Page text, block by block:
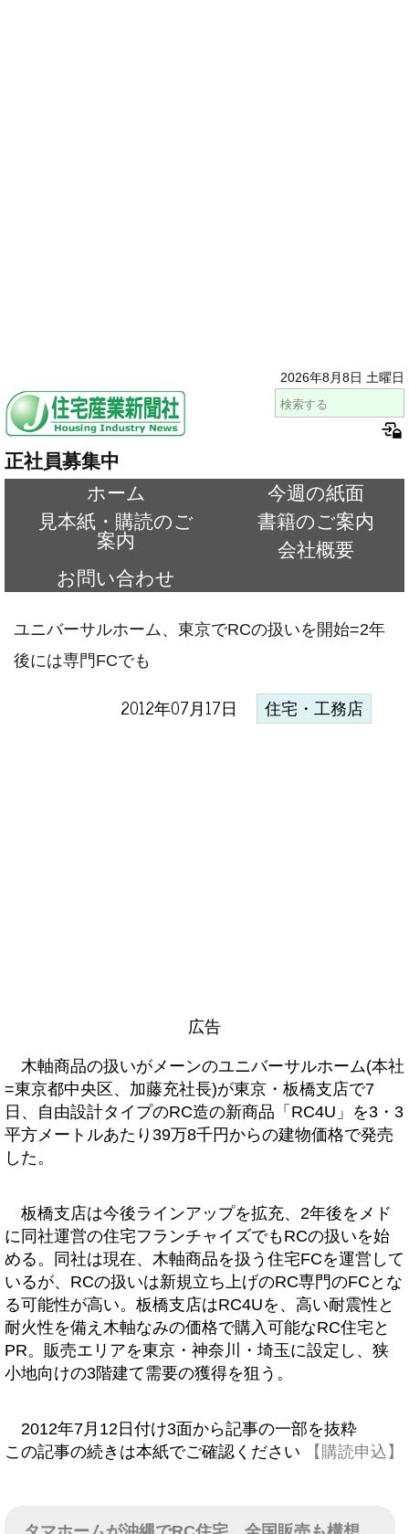
2026年8月8日 土曜日
正社員募集中
ホーム
今週の紙面
見本紙・購読のご
案内
書籍のご案内
会社概要
お問い合わせ
ユニバーサルホーム、東京でRCの扱いを開始=2年
後には専門FCでも
2012年07月17日 住宅・工務店
広告
木軸商品の扱いがメーンのユニバーサルホーム(本社
=東京都中央区、加藤充社長)が東京・板橋支店で7
日、自由設計タイプのRC造の新商品「RC4U」を3・3
平方メートルあたり39万8千円からの建物価格で発売
した。
板橋支店は今後ラインアップを拡充、2年後をメド
に同社運営の住宅フランチャイズでもRCの扱いを始
める。同社は現在、木軸商品を扱う住宅FCを運営して
いるが、RCの扱いは新規立ち上げのRC専門のFCとな
る可能性が高い。板橋支店はRC4Uを、高い耐震性と
耐火性を備え木軸なみの価格で購入可能なRC住宅と
PR。販売エリアを東京・神奈川・埼玉に設定し、狭
小地向けの3階建て需要の獲得を狙う。
2012年7月12日付け3面から記事の一部を抜粋
この記事の続きは本紙でご確認ください
【購読申込】